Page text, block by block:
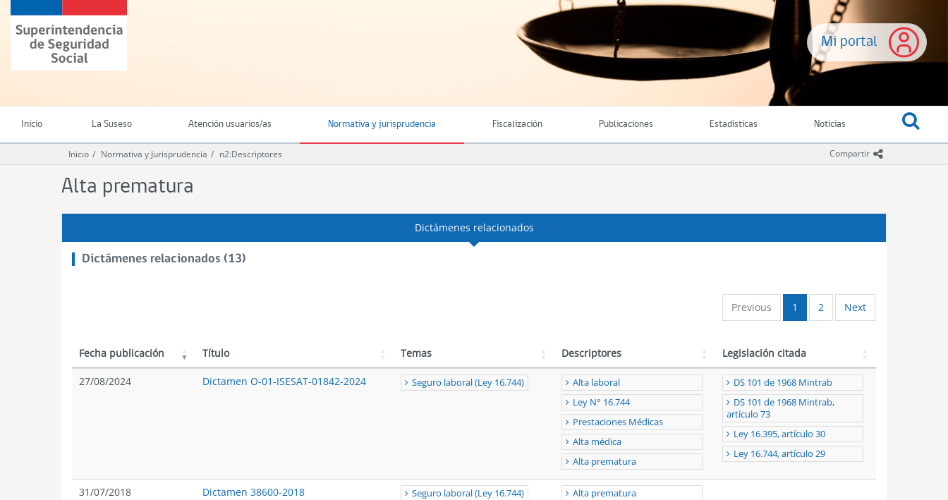
contenido
principal
Mi portal
Superintendencia
de
Seguridad
(SUSESO)
Chile
Inicio La Suseso Atención usuarios/as Normativa y jurisprudencia Fiscalización Publicaciones Estadísticas Noticias
Compartir icono
Inicio Normativa y Jurisprudencia n2:Descriptores
Alta prematura
Dictámenes relacionados
Dictámenes relacionados (13)
Previous 1 2 Next
Fecha publicación Título Temas Descriptores Legislación citada
27/08/2024 Dictamen O-01-ISESAT-01842-2024 Seguro laboral (Ley 16.744)
Alta laboral
Ley N° 16.744
Prestaciones Médicas
Alta médica
Alta prematura
DS 101 de 1968 Mintrab
DS 101 de 1968 Mintrab,
artículo 73
Ley 16.395, artículo 30
Ley 16.744, artículo 29
31/07/2018 Dictamen 38600-2018 Seguro laboral (Ley 16.744)
Alta prematura